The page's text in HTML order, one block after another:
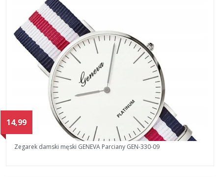
14,99
Zegarek damski męski GENEVA Parciany GEN-330-09